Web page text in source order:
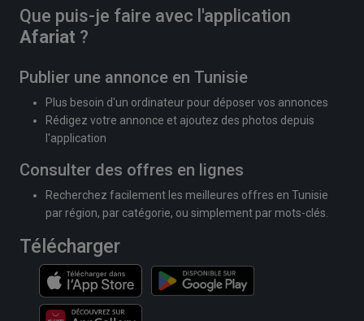
Que puis-je faire avec l'application
Afariat ?
Publier une annonce en Tunisie
Plus besoin d'un ordinateur pour déposer vos annonces
Rédigez votre annonce et ajoutez des photos depuis
l'application
Consulter des offres en lignes
Recherchez facilement les meilleures offres en Tunisie
par région, par catégorie, ou simplement par mots-clés.
Télécharger